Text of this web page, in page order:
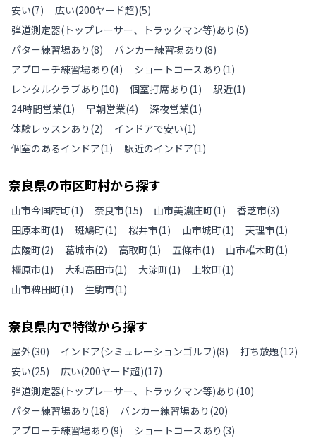
安い(7) 広い(200ヤード超)(5)
弾道測定器(トップレーサー、トラックマン等)あり (5)
パター練習場あり (8) バンカー練習場あり (8)
アプローチ練習場あり (4) ショートコースあり (1)
レンタルクラブあり (10) 個室打席あり (1) 駅近(1)
24時間営業(1) 早朝営業(4) 深夜営業(1)
体験レッスンあり (2) インドアで安い(1)
個室のあるインドア(1) 駅近のインドア(1)
奈良県の市区町村から探す
山市今国府町(1) 奈良市(15) 山市美濃庄町(1) 香芝市(3)
田原本町(1) 斑鳩町(1) 桜井市(1) 山市城町(1) 天理市(1)
広陵町(2) 葛城市(2) 高取町(1) 五條市(1) 山市椎木町(1)
橿原市(1) 大和高田市(1) 大淀町(1) 上牧町(1)
山市稗田町(1) 生駒市(1)
奈良県内で特徴から探す
屋外(30) インドア(シミュレーションゴルフ)(8) 打ち放題(12)
安い(25) 広い(200ヤード超)(17)
弾道測定器(トップレーサー、トラックマン等)あり (10)
パター練習場あり (18) バンカー練習場あり (20)
アプローチ練習場あり (9) ショートコースあり (3)